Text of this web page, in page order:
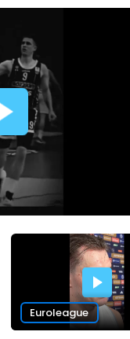
Euroleague